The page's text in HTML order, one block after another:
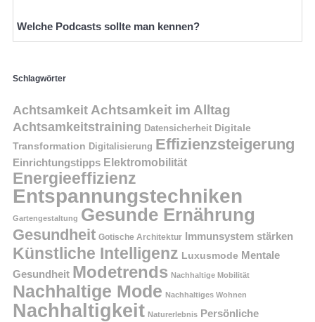
Welche Podcasts sollte man kennen?
Schlagwörter
Achtsamkeit Achtsamkeit im Alltag
Achtsamkeitstraining Datensicherheit Digitale
Transformation Digitalisierung Effizienzsteigerung
Einrichtungstipps Elektromobilität
Energieeffizienz
Entspannungstechniken
Gartengestaltung Gesunde Ernährung
Gesundheit Gotische Architektur Immunsystem stärken
Künstliche Intelligenz Luxusmode Mentale
Gesundheit Modetrends Nachhaltige Mobilität
Nachhaltige Mode Nachhaltiges Wohnen
Nachhaltigkeit Naturerlebnis Persönliche